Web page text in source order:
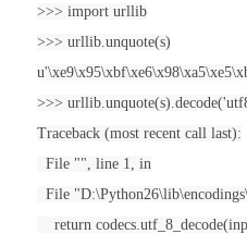
>>> import urllib
>>> urllib.unquote(s)
>>>
Traceback (most recent call last):
File "", line 1, in
File
return